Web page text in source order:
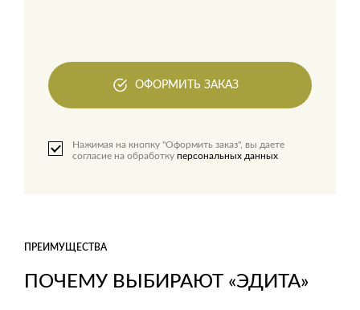
ОФОРМИТЬ ЗАКАЗ
Нажимая на кнопку "Оформить заказ", вы даете
согласие на обработку персональных данных
ПОЧЕМУ ВЫБИРАЮТ «ЭДИТА»
ПРЕИМУЩЕСТВА